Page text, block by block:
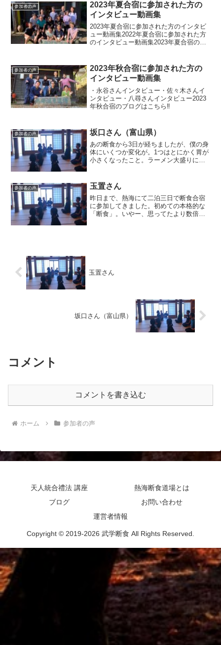
参加者の声
2023年夏合宿に参加された方の
インタビュー動画集
2023年夏合宿に参加された方のインタビ
ュー動画集2022年夏合宿に参加された方
のインタビュー動画集2023年夏合宿のブ
参加者の声
2023年秋合宿に参加された方の
インタビュー動画集
・永谷さんインタビュー・佐々木さんイ
ンタビュー・八尋さんインタビュー2023
年秋合宿のブログはこちら‼︎
参加者の声 坂口さん（富山県）
あの断食から3日が経ちましたが、僕の身
体にいくつか変化が。1つはとにかく胃が
小さくなったこと。ラーメン大盛りにラ
したくなるくらい…これまでどんだけバ
カ食いしてたんだと改...
参加者の声 玉置さん
昨日まで、熱海にて二泊三日で断食合宿
に参加してきました。初めての本格的な
「断食」。いやー、思ってたより数倍き
玉置さん
坂口さん（富山県）
コメント
コメントを書き込む
ホーム 参加者の声
天人統合禮法 講座
熱海断食道場とは
ブログ
お問い合わせ
運営者情報
Copyright © 2019-2026 武学断食 All Rights Reserved.